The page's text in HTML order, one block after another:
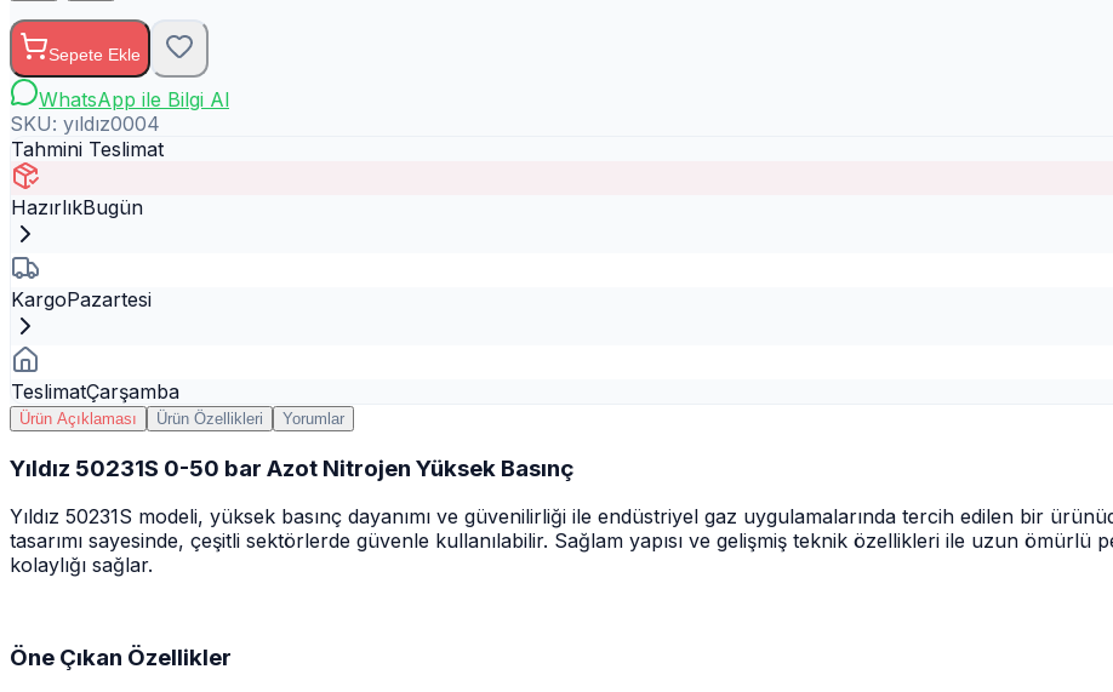
Sepete Ekle
WhatsApp ile Bilgi Al
SKU: yıldız0004
Tahmini Teslimat
HazırlıkBugün
KargoPazartesi
TeslimatÇarşamba
Ürün Açıklaması Ürün Özellikleri Yorumlar
Yıldız 50231S 0-50 bar Azot Nitrojen Yüksek Basınç
Yıldız 50231S modeli, yüksek basınç dayanımı ve güvenilirliği ile endüstriyel gaz uygulamalarında tercih edilen bir
tasarımı sayesinde, çeşitli sektörlerde güvenle kullanılabilir. Sağlam yapısı ve gelişmiş teknik özellikleri ile uzun ömürlü
kolaylığı sağlar.
Öne Çıkan Özellikler